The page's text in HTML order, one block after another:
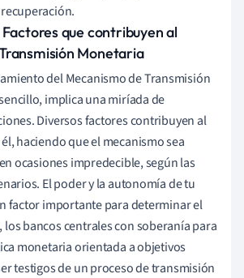
que contribuyen al
Monetaria
del Mecanismo de Transmisión
implica una miríada de
Diversos factores contribuyen al
haciendo que el mecanismo sea
ocasiones impredecible, según las
El poder y la autonomía de tu
factor importante para determinar el
los bancos centrales con soberanía para
monetaria orientada a objetivos
testigos de un proceso de transmisión